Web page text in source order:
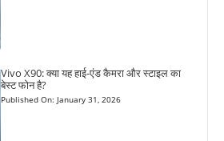
Vivo X90: क्या यह हाई-एंड कैमरा और स्टाइल का
बेस्ट फोन है?
Published On: January 31, 2026